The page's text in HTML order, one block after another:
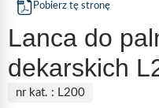
Pobierz tę stronę
Lanca do
dekarskich
nr kat. : L200